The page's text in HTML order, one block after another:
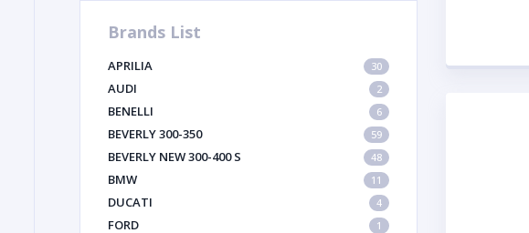
Brands List
APRILIA 30
AUDI 2
BENELLI 6
BEVERLY 300-350 59
BEVERLY NEW 300-400 S 48
BMW 11
DUCATI 4
FORD 1